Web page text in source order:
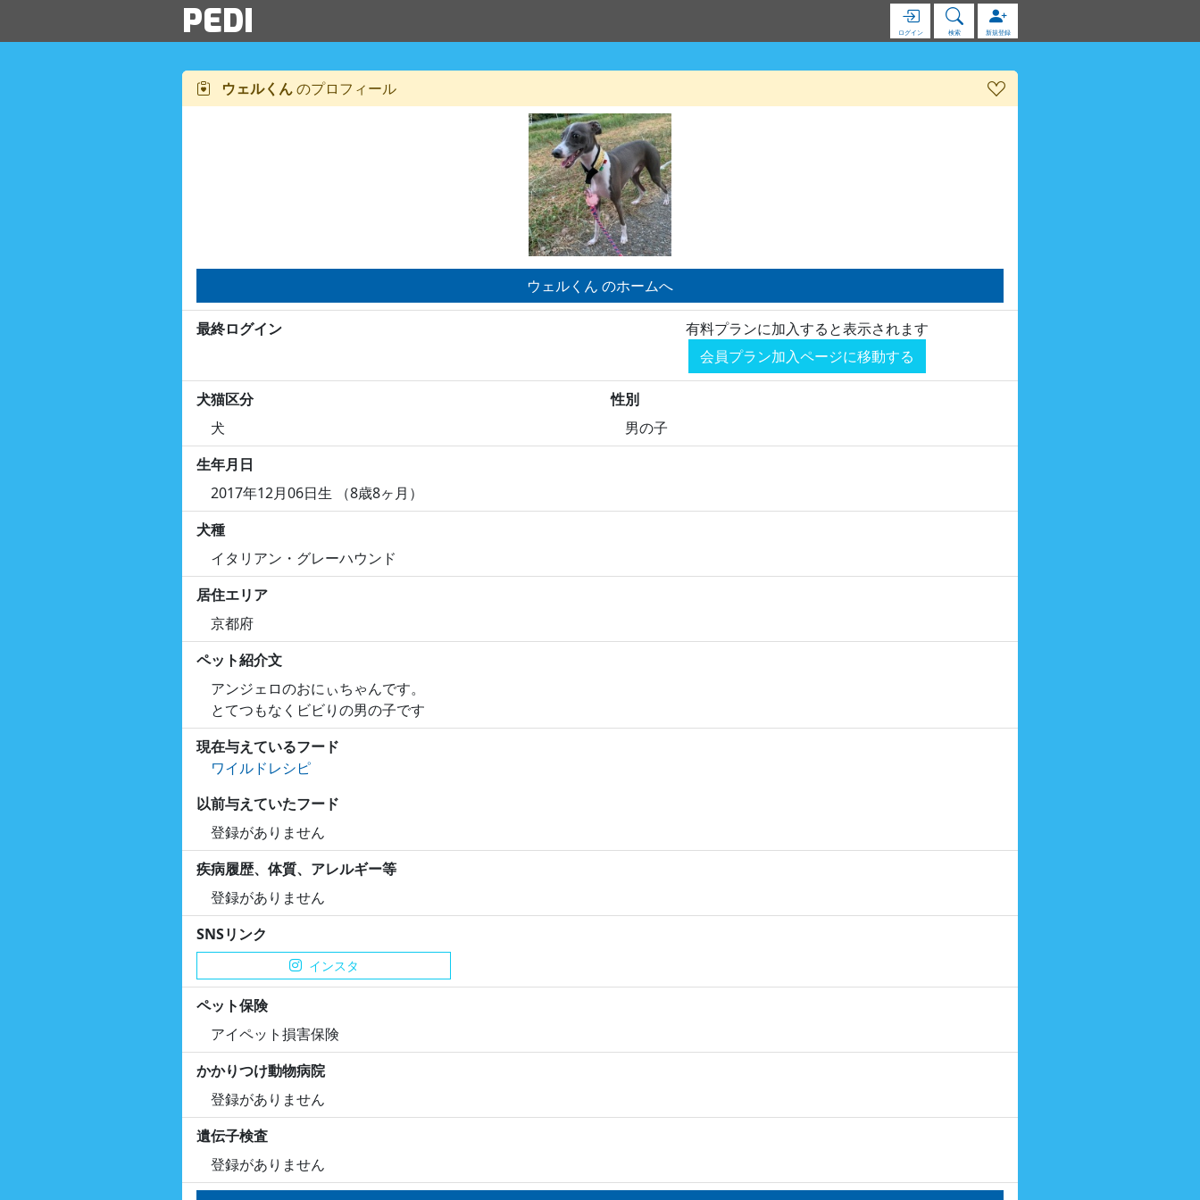
PEDI ログイン 検索 新規登録
ウェルくんのプロフィール
ウェルくん のホームへ
最終ログイン
有料プランに加入すると表示されます
会員プラン加入ページに移動する
犬猫区分
犬
性別
男の子
生年月日
2017年12月06日生 （8歳8ヶ月）
犬種
イタリアン・グレーハウンド
居住エリア
京都府
ペット紹介文
アンジェロのおにぃちゃんです。
とてつもなくビビりの男の子です
現在与えているフード
ワイルドレシピ
以前与えていたフード
登録がありません
疾病履歴、体質、アレルギー等
登録がありません
SNSリンク
インスタ
ペット保険
アイペット損害保険
かかりつけ動物病院
登録がありません
遺伝子検査
登録がありません